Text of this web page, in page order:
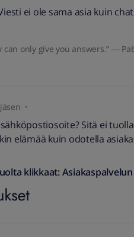
ei ole sama asia kuin
can only give you answers.” ―
Sitä ei
elämää kuin odotella
klikkaat: